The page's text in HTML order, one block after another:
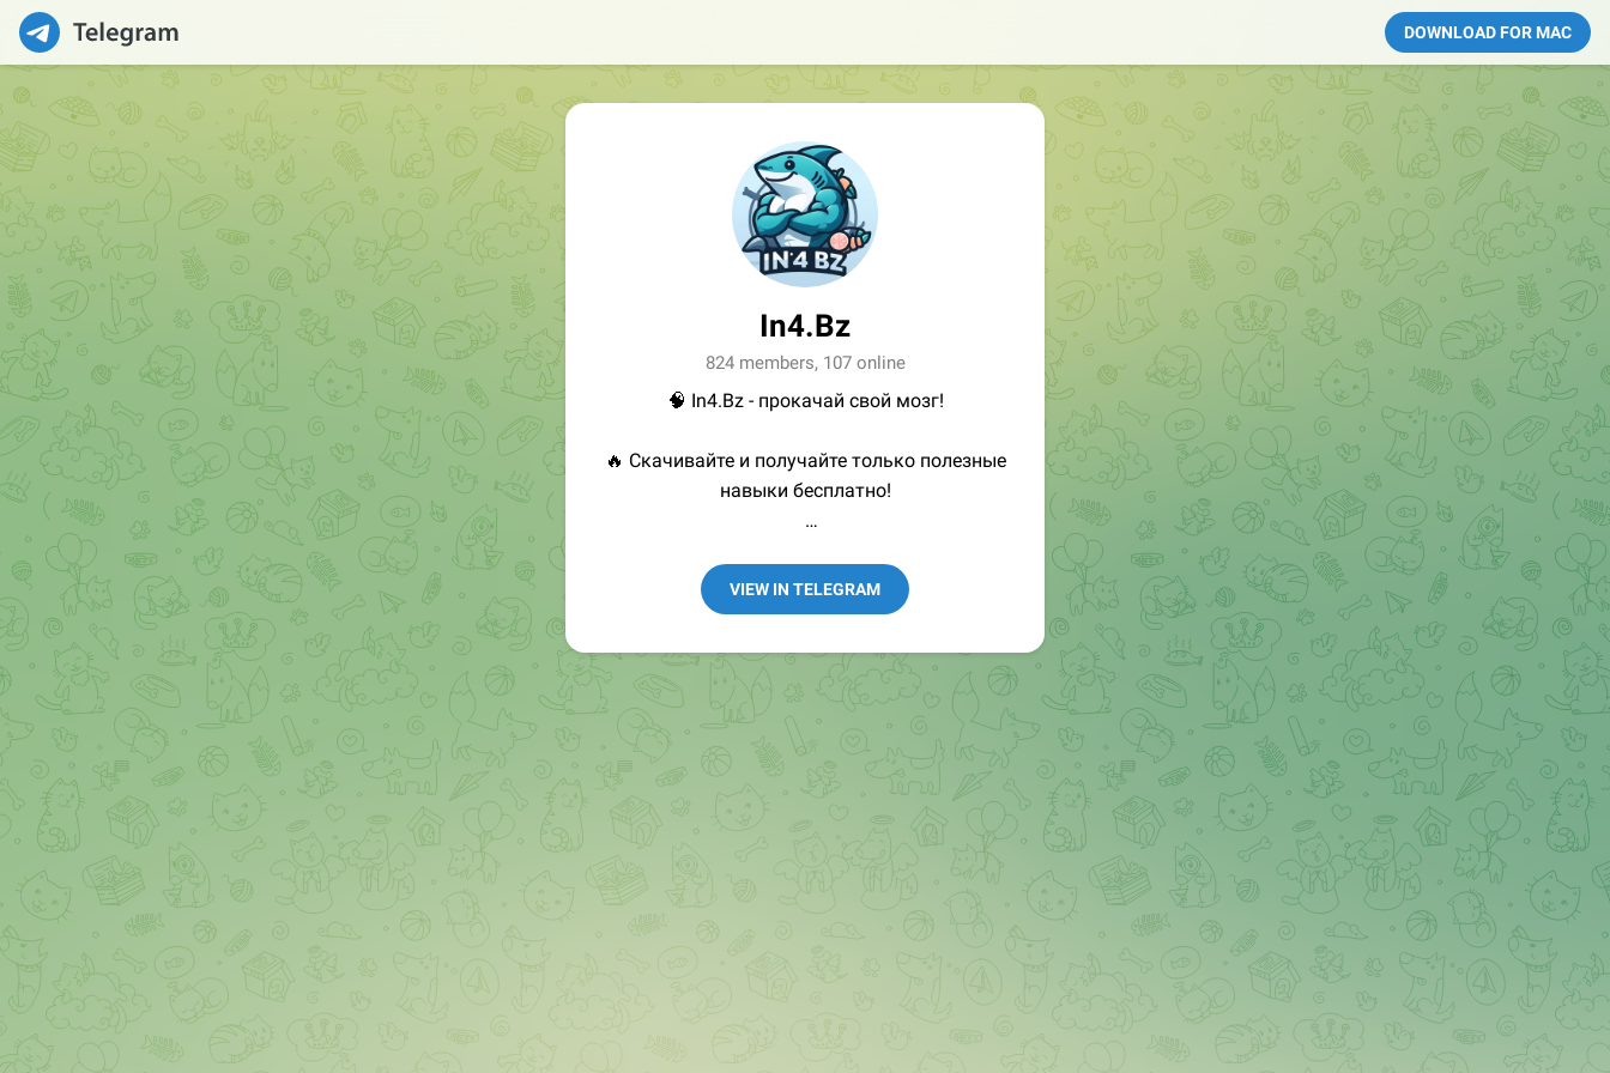
DOWNLOAD FOR MAC
In4.Bz
824 members, 107 online
🧠 In4.Bz - прокачай свой мозг!
🔥 Скачивайте и получайте только полезные
навыки бесплатно!
➖ in4.bz/
➖ https://t.me/in4bz
➖ https://t.me/in4news
🔞 t.me/in4bo
VIEW IN TELEGRAM